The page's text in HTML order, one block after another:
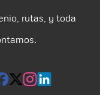
rutas, y toda